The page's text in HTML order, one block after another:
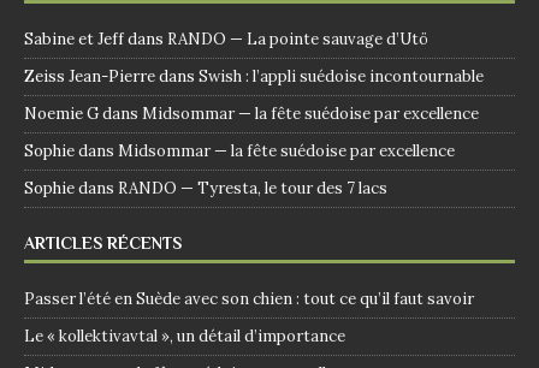
Sabine et Jeffdans RANDO — La pointe sauvage d’Utö
Zeiss Jean-Pierredans Swish : l’appli suédoise incontournable
Noemie Gdans Midsommar — la fête suédoise par excellence
Sophiedans Midsommar — la fête suédoise par excellence
Sophiedans RANDO — Tyresta, le tour des 7 lacs
ARTICLES RÉCENTS
Passer l’été en Suède avec son chien : tout ce qu’il faut savoir
Le « kollektivavtal », un détail d’importance